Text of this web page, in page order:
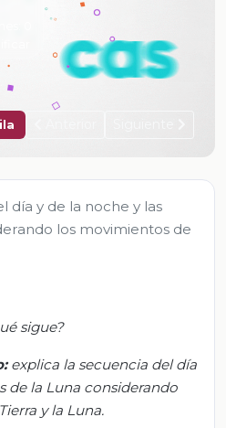
día y de la noche y las
los movimientos de
sigue?
explica la secuencia del día
de la Luna considerando
y la Luna.